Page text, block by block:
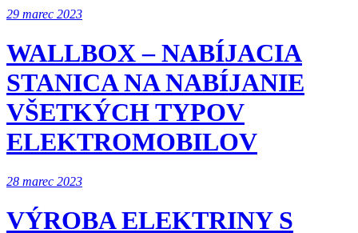
29 marec 2023
WALLBOX – NABÍJACIA
STANICA NA NABÍJANIE
VŠETKÝCH TYPOV
ELEKTROMOBILOV
28 marec 2023
VÝROBA ELEKTRINY S